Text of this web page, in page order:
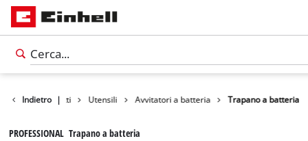
Indietro |
Prodotti Utensili Avvitatori a batteria Trapano a batteria
PROFESSIONAL Trapano a batteria